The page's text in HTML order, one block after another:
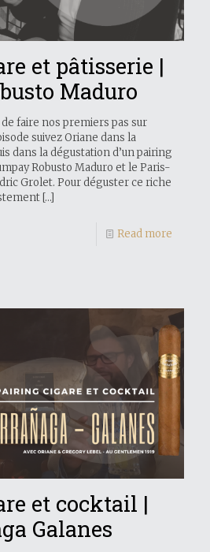
et pâtisserie |
Maduro
faire nos premiers pas sur
suivez Oriane dans la
dans la dégustation d’un pairing
Robusto Maduro et le Paris-
Grolet. Pour déguster ce riche
[…]
Read more
et cocktail |
Galanes